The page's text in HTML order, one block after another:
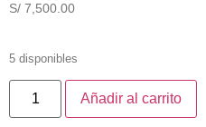
S/ 7,500.00
5 disponibles
Añadir al carrito